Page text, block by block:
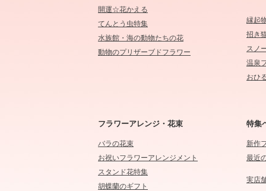
開運☆花かえる
てんとう虫特集
水族館・海の動物たちの花
動物のプリザーブドフラワー
縁起
招き
スノ
温泉
おひ
フラワーアレンジ・花束 特集
バラの花束
お祝いフラワーアレンジメント
スタンド花特集
胡蝶蘭のギフト
新作
最近
実店